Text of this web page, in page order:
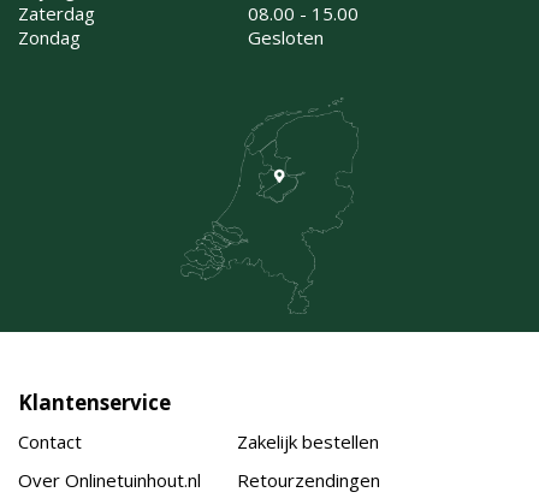
Zaterdag
08.00 - 15.00
Zondag
Gesloten
Klantenservice
Contact
Over Onlinetuinhout.nl
Zakelijk bestellen
Retourzendingen